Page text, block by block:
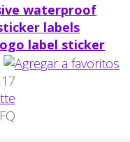
waterproof
labels
label sticker